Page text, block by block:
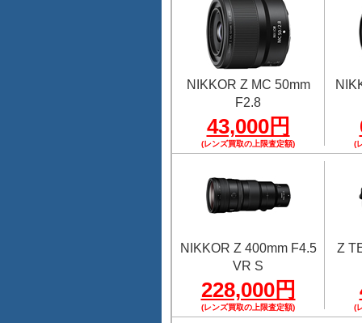
NIKKOR Z MC 50mm
F2.8
43,000円
(レンズ買取の上限査定額) (
NIKKOR Z 400mm F4.5
VR S
228,000円
(レンズ買取の上限査定額)
Z
(